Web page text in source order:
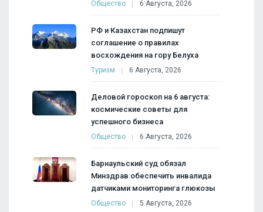
Общество 6 Августа, 2026
РФ и Казахстан подпишут
соглашение о правилах
восхождения на гору Белуха
Туризм 6 Августа, 2026
Деловой гороскоп на 6 августа:
космические советы для
успешного бизнеса
Общество 6 Августа, 2026
Барнаульский суд обязал
Минздрав обеспечить инвалида
датчиками мониторинга глюкозы
Общество 5 Августа, 2026